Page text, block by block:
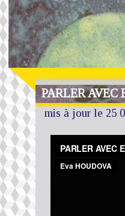
PARLER AVEC
mis à jour le 25